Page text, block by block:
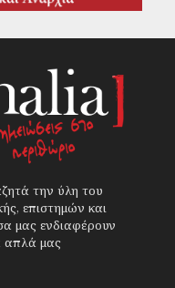
την ύλη του
επιστημών και
μας ενδιαφέρουν
απλά μας